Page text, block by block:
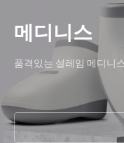
메디니스
품격있는 설레임 메디니